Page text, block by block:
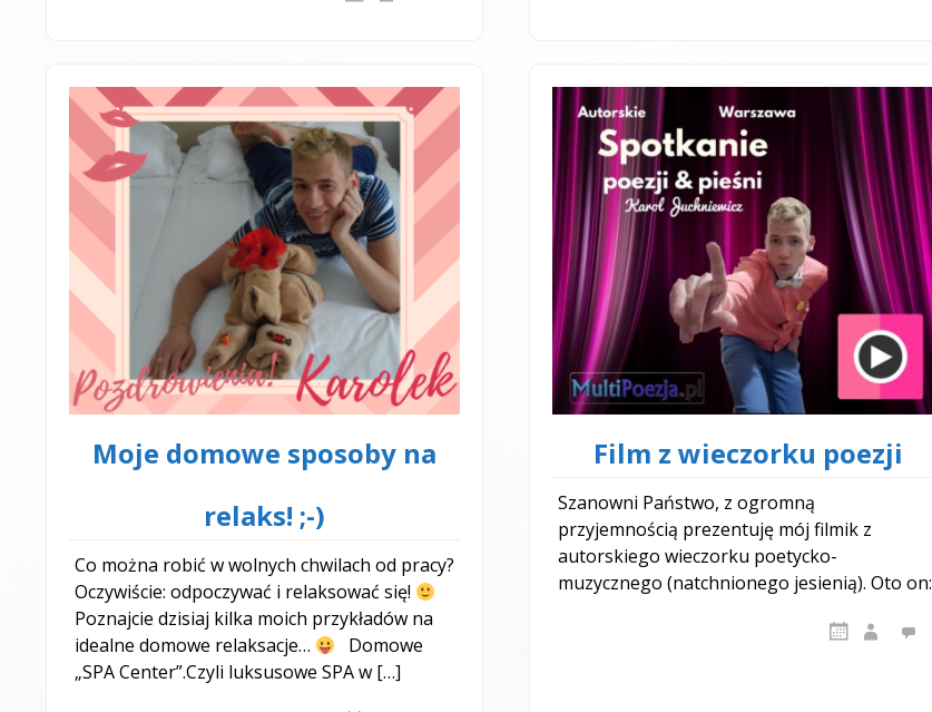
Moje domowe sposoby na
relaks! ;-)
Co można robić w wolnych chwilach od pracy?
Oczywiście: odpoczywać i relaksować się!
Poznajcie dzisiaj kilka moich przykładów na
idealne domowe relaksacje…
Domowe
„SPA Center”.Czyli luksusowe SPA w […]
Film z wieczorku poezji
Szanowni Państwo, z ogromną
przyjemnością prezentuję mój filmik z
autorskiego wieczorku poetycko-
muzycznego (natchnionego jesienią). Oto on: